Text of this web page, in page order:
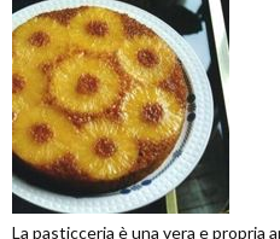
La pasticceria è una vera e propria